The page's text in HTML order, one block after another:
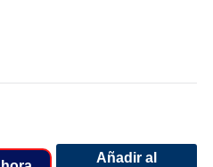
Añadir al